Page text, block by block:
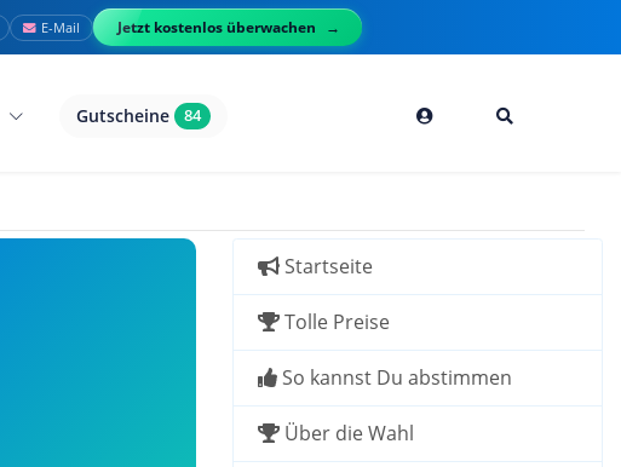
E-Mail Jetzt kostenlos überwachen
Gutscheine 84
Startseite
Tolle Preise
So kannst Du abstimmen
Über die Wahl